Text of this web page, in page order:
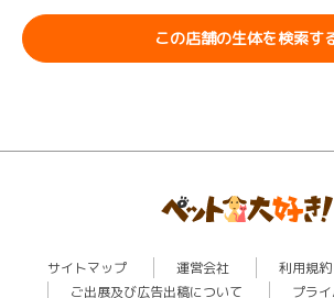
この店舗の生体を検索す
サイトマップ 運営会社 利用規約
ご出展及び広告出稿について
プラ